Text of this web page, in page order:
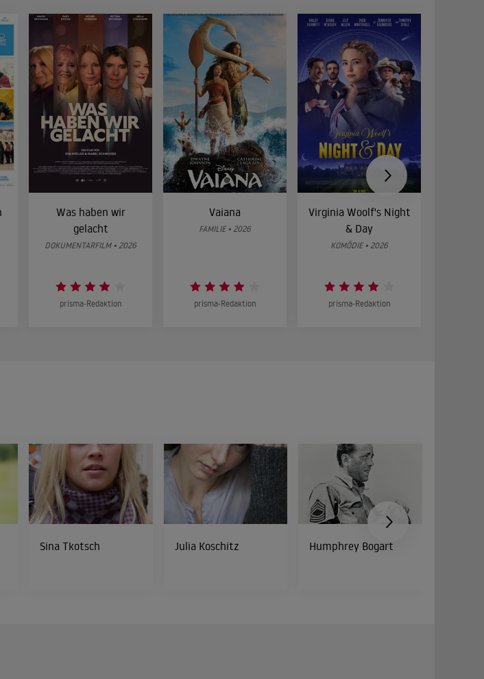
Was haben wir
gelacht
DOKUMENTARFILM • 2026
prisma-Redaktion
Vaiana
FAMILIE • 2026
prisma-Redaktion
Virginia Woolf's Night
& Day
KOMÖDIE • 2026
prisma-Redaktion
Sina Tkotsch Julia Koschitz Humphrey Bogart